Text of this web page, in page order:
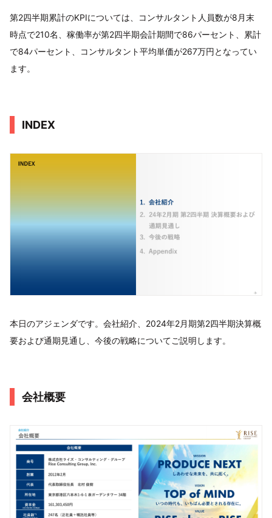
第2四半期累計のKPIについては、コンサルタント人員数が8月末
時点で210名、稼働率が第2四半期会計期間で86パーセント、累計
で84パーセント、コンサルタント平均単価が267万円となってい
ます。
INDEX
本日のアジェンダです。会社紹介、2024年2月期第2四半期決算概
要および通期見通し、今後の戦略についてご説明します。
会社概要